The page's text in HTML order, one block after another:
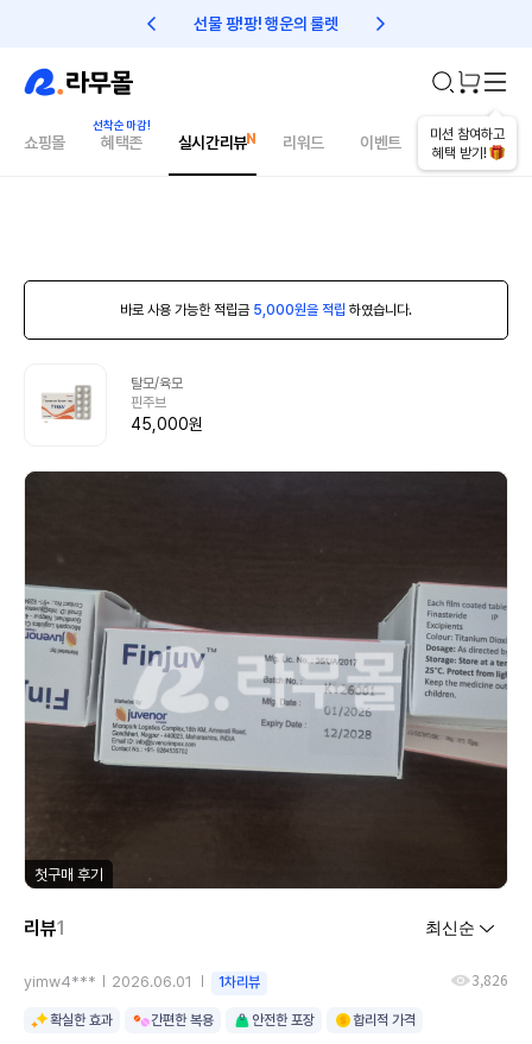
선물 팡!팡! 행운의 룰렛 친구초대 1만원 리워드!
미션 참여하고
혜택 받기!
쇼핑몰 혜택존 실시간리뷰 리워드 이벤트 건강매거진
바로 사용 가능한 적립금 5,000원을 적립 하였습니다.
탈모/육모
핀주브
45,000원
첫구매 후기
리뷰1
yimw4*** 2026.06.01 1차리뷰 3,826
확실한 효과 간편한 복용 안전한 포장 합리적 가격